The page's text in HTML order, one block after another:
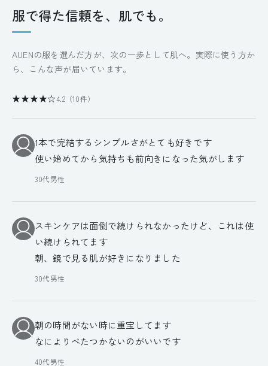
服で得た信頼を、肌でも。
AUENの服を選んだ方が、次の一歩として肌へ。実際に使う方か
ら、こんな声が届いています。
★★★★☆4.2（10件）
1本で完結するシンプルさがとても好きです
使い始めてから気持ちも前向きになった気がします
30代男性
スキンケアは面倒で続けられなかったけど、これは使
い続けられてます
朝、鏡で見る肌が好きになりました
30代男性
朝の時間がない時に重宝してます
なによりべたつかないのがいいです
40代男性